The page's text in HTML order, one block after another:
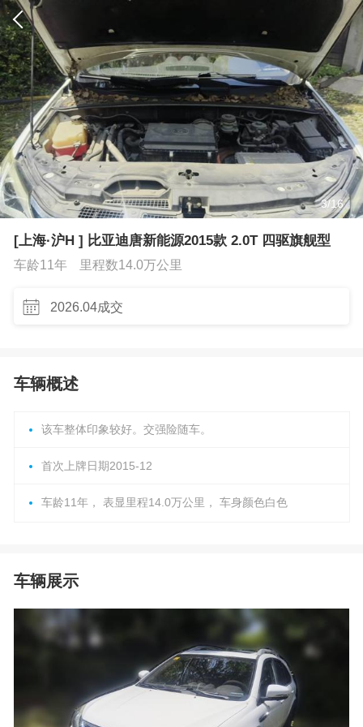
3/16
[上海·沪H ] 比亚迪唐新能源2015款 2.0T 四驱旗舰型
车龄11年 里程数14.0万公里
2026.04成交
车辆概述
该车整体印象较好。交强险随车。
首次上牌日期2015-12
车龄11年， 表显里程14.0万公里， 车身颜色白色
车辆展示